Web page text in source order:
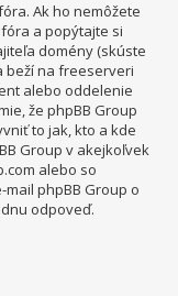
Ak ho nemôžete
a popýtajte si
domény (skúste
beží na freeserveri
alebo oddelenie
že phpBB Group
to jak, kto a kde
Group v akejkoľvek
alebo so
phpBB Group o
odpoveď.